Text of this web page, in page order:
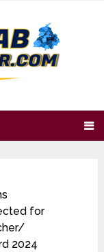
for
2024